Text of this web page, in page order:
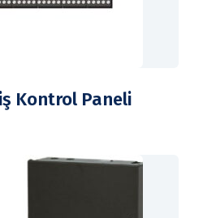
Kontrol Paneli